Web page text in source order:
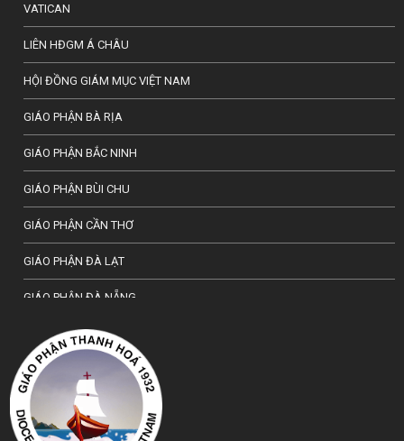
VATICAN
LIÊN HĐGM Á CHÂU
HỘI ĐỒNG GIÁM MỤC VIỆT NAM
GIÁO PHẬN BÀ RỊA
GIÁO PHẬN BẮC NINH
GIÁO PHẬN BÙI CHU
GIÁO PHẬN CẦN THƠ
GIÁO PHẬN ĐÀ LẠT
GIÁO PHẬN ĐÀ NẴNG
TỔNG GIÁO PHẬN HÀ NỘI
GIÁO PHẬN HẢI PHÒNG
TỔNG GIÁO PHẬN HUẾ